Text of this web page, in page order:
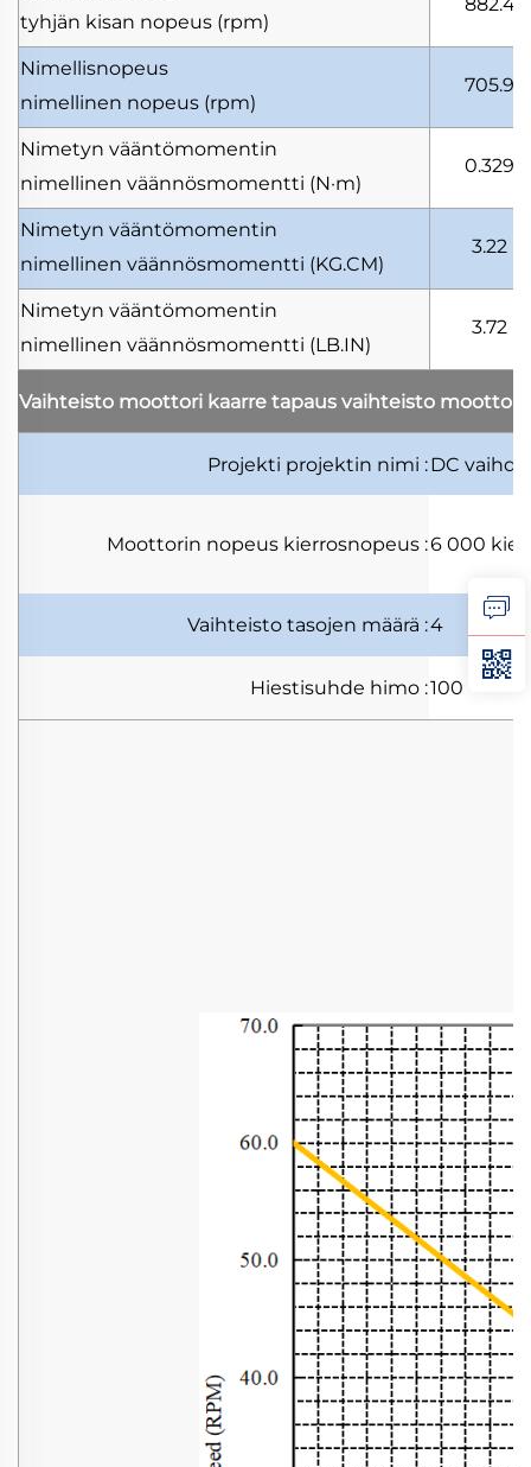
tyhjän kisan nopeus (rpm)
Nimellisnopeus
nimellinen nopeus (rpm)
705.9
Nimetyn vääntömomentin
nimellinen väännösmomentti (N·m)
0.329
Nimetyn vääntömomentin
nimellinen väännösmomentti (KG.CM)
3.22
Nimetyn vääntömomentin
nimellinen väännösmomentti (LB.IN)
3.72
Vaihteisto moottori kaarre tapaus vaihteisto moottori
Projekti projektin nimi :DC
Moottorin nopeus kierrosnopeus :6 000
Vaihteisto tasojen määrä :4
Hiestisuhde himo :100